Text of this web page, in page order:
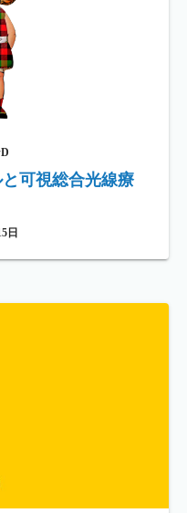
可視総合光線療
日